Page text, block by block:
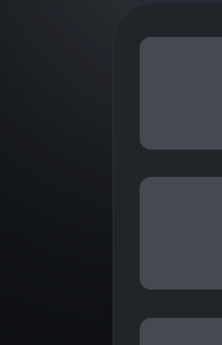
I tillegg
vi har
For mer
Der kan
artikler
For